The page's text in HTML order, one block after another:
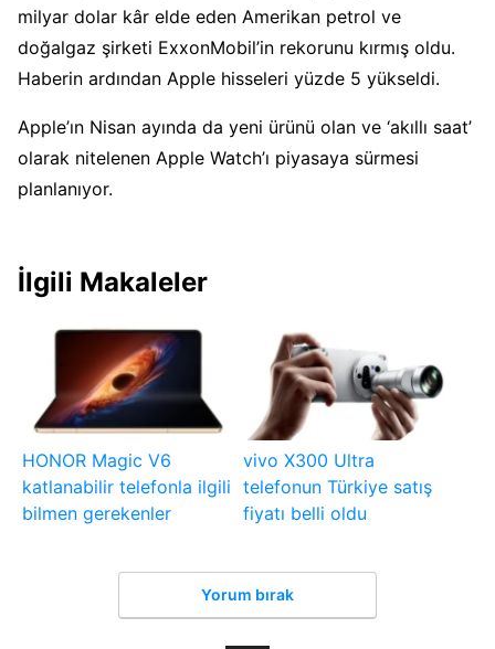
milyar dolar kâr elde eden Amerikan petrol ve
doğalgaz şirketi ExxonMobil’in rekorunu kırmış oldu.
Haberin ardından Apple hisseleri yüzde 5 yükseldi.
Apple’ın Nisan ayında da yeni ürünü olan ve ‘akıllı saat’
olarak nitelenen Apple Watch’ı piyasaya sürmesi
planlanıyor.
İlgili Makaleler
HONOR Magic V6
katlanabilir telefonla ilgili
bilmen gerekenler
vivo X300 Ultra
telefonun Türkiye satış
fiyatı belli oldu
Yorum bırak